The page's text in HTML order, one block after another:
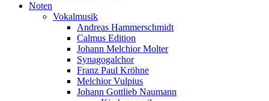
Noten
Vokalmusik
Andreas Hammerschmidt
Calmus Edition
Johann Melchior Molter
Synagogalchor
Franz Paul Kröhne
Melchior Vulpius
Johann Gottlieb Naumann